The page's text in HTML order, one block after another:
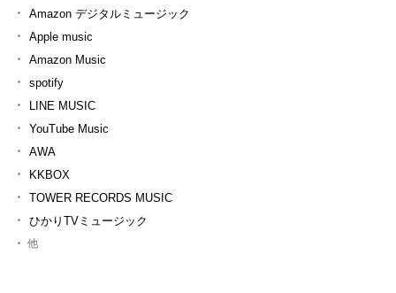
Amazon デジタルミュージック
Apple music
Amazon Music
spotify
LINE MUSIC
YouTube Music
AWA
KKBOX
TOWER RECORDS MUSIC
ひかりTVミュージック
他